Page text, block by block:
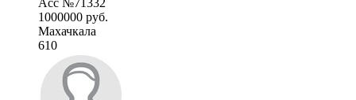
1000000 руб.
Махачкала
610